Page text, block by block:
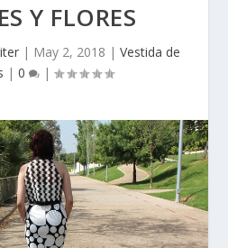
Y FLORES
| May 2, 2018 | Vestida de
| 0 |